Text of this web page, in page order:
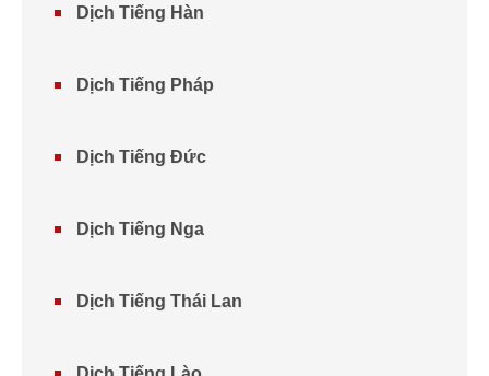
Dịch Tiếng Hàn
Dịch Tiếng Pháp
Dịch Tiếng Đức
Dịch Tiếng Nga
Dịch Tiếng Thái Lan